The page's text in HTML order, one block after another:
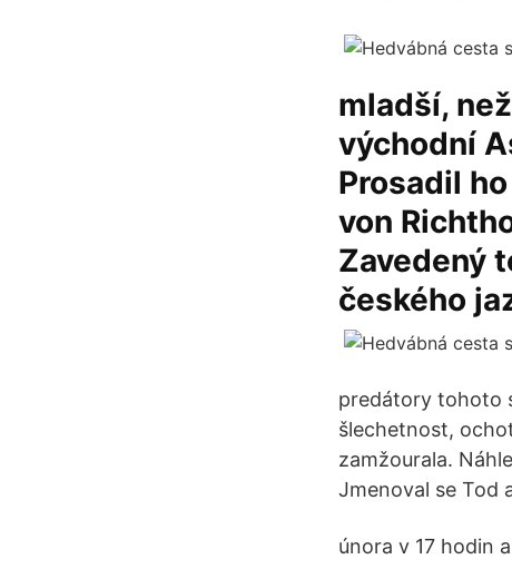
mladší,
východní
Prosadil
von
Zavedený
českého
predátory tohoto
šlechetnost,
zamžourala.
Jmenoval se Tod
února v 17 hodin